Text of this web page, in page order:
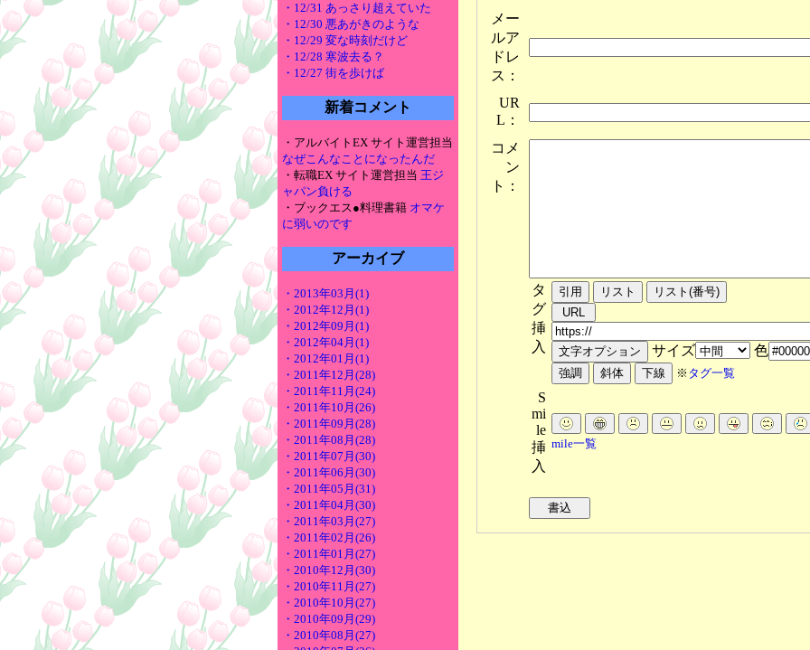
・12/31 あっさり超えていた
・12/30 悪あがきのような
・12/29 変な時刻だけど
・12/28 寒波去る？
・12/27 街を歩けば
新着コメント
・アルバイトEX サイト運営担当
なぜこんなことになったんだ
・転職EX サイト運営担当 王ジ
ャパン負ける
・ブックエス●料理書籍 オマケ
に弱いのです
アーカイブ
・2013年03月(1)
・2012年12月(1)
・2012年09月(1)
・2012年04月(1)
・2012年01月(1)
・2011年12月(28)
・2011年11月(24)
・2011年10月(26)
・2011年09月(28)
・2011年08月(28)
・2011年07月(30)
・2011年06月(30)
・2011年05月(31)
・2011年04月(30)
・2011年03月(27)
・2011年02月(26)
・2011年01月(27)
・2010年12月(30)
・2010年11月(27)
・2010年10月(27)
・2010年09月(29)
・2010年08月(27)
メー
ルア
ドレ
ス：
UR
L：
コメ
ン
ト：
タ
グ
挿
入
サイズ 色
※ タグ一覧
S
mi
le
挿
入
mile一覧